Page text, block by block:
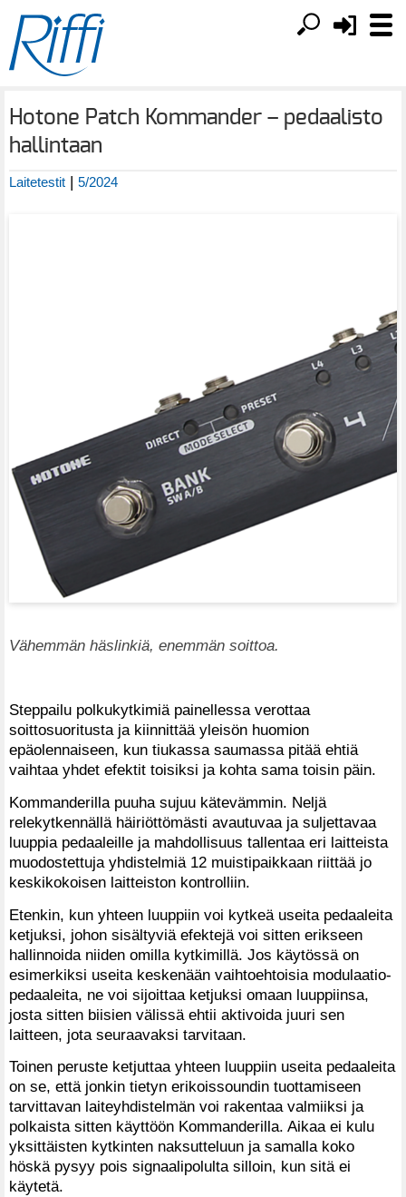
Hotone Patch Kommander – pedaalisto
hallintaan
Laitetestit | 5/2024
Vähemmän häslinkiä, enemmän soittoa.
Steppailu polkukytkimiä painellessa verottaa
soittosuoritusta ja kiinnittää yleisön huomion
epäolennaiseen, kun tiukassa saumassa pitää ehtiä
vaihtaa yhdet efektit toisiksi ja kohta sama toisin päin.
Kommanderilla puuha sujuu kätevämmin. Neljä
relekytkennällä häiriöttömästi avautuvaa ja suljettavaa
luuppia pedaaleille ja mahdollisuus tallentaa eri laitteista
muodostettuja yhdistelmiä 12 muistipaikkaan riittää jo
keskikokoisen laitteiston kontrolliin.
Etenkin, kun yhteen luuppiin voi kytkeä useita pedaaleita
ketjuksi, johon sisältyviä efektejä voi sitten erikseen
hallinnoida niiden omilla kytkimillä. Jos käytössä on
esimerkiksi useita keskenään vaihtoehtoisia modulaatio-
pedaaleita, ne voi sijoittaa ketjuksi omaan luuppiinsa,
josta sitten biisien välissä ehtii aktivoida juuri sen
laitteen, jota seuraavaksi tarvitaan.
Toinen peruste ketjuttaa yhteen luuppiin useita pedaaleita
on se, että jonkin tietyn erikoissoundin tuottamiseen
tarvittavan laiteyhdistelmän voi rakentaa valmiiksi ja
polkaista sitten käyttöön Kommanderilla. Aikaa ei kulu
yksittäisten kytkinten naksutteluun ja samalla koko
höskä pysyy pois signaalipolulta silloin, kun sitä ei
käytetä.